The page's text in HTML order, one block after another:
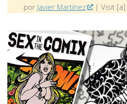
por Javier Martínez | Visit [a]